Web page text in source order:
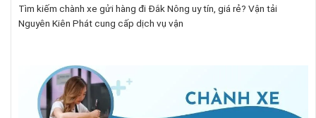
Tìm kiếm chành xe gửi hàng đi Đắk Nông uy tín, giá rẻ? Vận tải
Nguyên Kiên Phát cung cấp dịch vụ vận